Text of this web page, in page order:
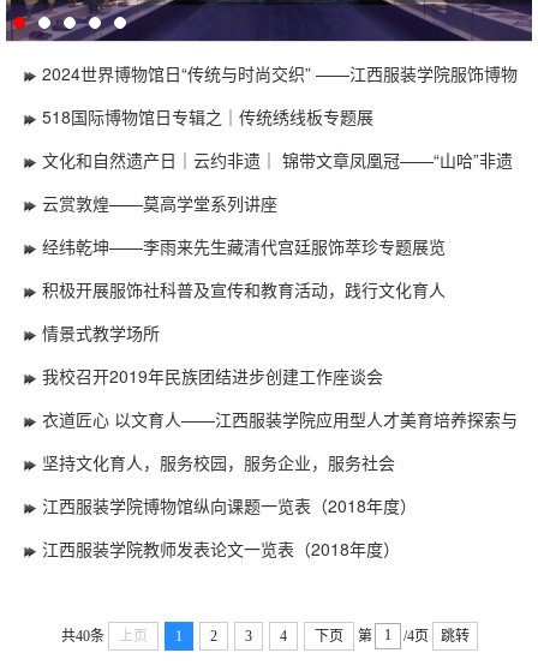
2024世界博物馆日“传统与时尚交织” ——江西服装学院服饰博物
馆明清传统服饰纹样研究展
518国际博物馆日专辑之｜传统绣线板专题展
文化和自然遗产日｜云约非遗｜ 锦带文章凤凰冠——“山哈”非遗
文化典藏展
云赏敦煌——莫高学堂系列讲座
经纬乾坤——李雨来先生藏清代宫廷服饰萃珍专题展览
积极开展服饰社科普及宣传和教育活动，践行文化育人
情景式教学场所
我校召开2019年民族团结进步创建工作座谈会
衣道匠心 以文育人——江西服装学院应用型人才美育培养探索与
实践
坚持文化育人，服务校园，服务企业，服务社会
江西服装学院博物馆纵向课题一览表（2018年度）
江西服装学院教师发表论文一览表（2018年度）
共40条 上页 1 2 3 4 下页 第 /4页 跳转